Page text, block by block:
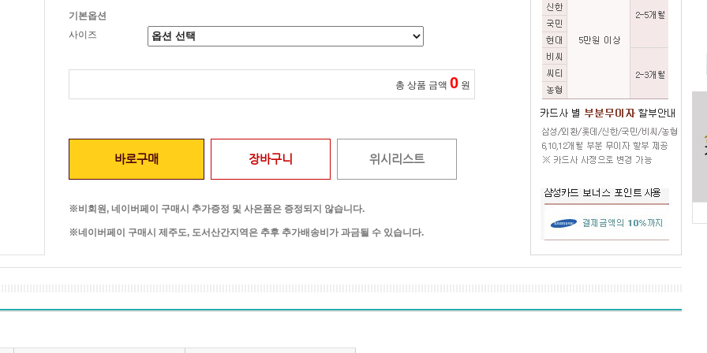
기본옵션
사이즈
총 상품 금액 0 원
바로구매 장바구니 위시리스트
※비회원, 네이버페이 구매시 추가증정 및 사은품은 증정되지 않습니다.
※네이버페이 구매시 제주도, 도서산간지역은 추후 추가배송비가 과금될 수 있습니다.